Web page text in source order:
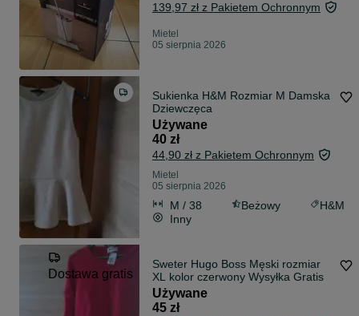
139,97 zł z Pakietem Ochronnym
Mietel
05 sierpnia 2026
Sukienka H&M Rozmiar M Damska
Dziewczęca
Używane
40 zł
44,90 zł z Pakietem Ochronnym
Mietel
05 sierpnia 2026
M / 38 Beżowy
H&M
Inny
Dostawa gratis
Sweter Hugo Boss Męski rozmiar
XL kolor czerwony Wysyłka Gratis
Używane
45 zł